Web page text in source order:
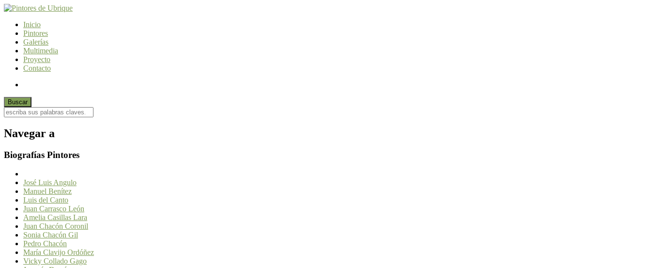
Inicio
Pintores
Galerías
Multimedia
Proyecto
Contacto
Navegar a
Biografías Pintores
José Luis Angulo
Manuel Benítez
Luis del Canto
Juan Carrasco León
Amelia Casillas Lara
Juan Chacón Coronil
Sonia Chacón Gil
Pedro Chacón
María Clavijo Ordóñez
Vicky Collado Gago